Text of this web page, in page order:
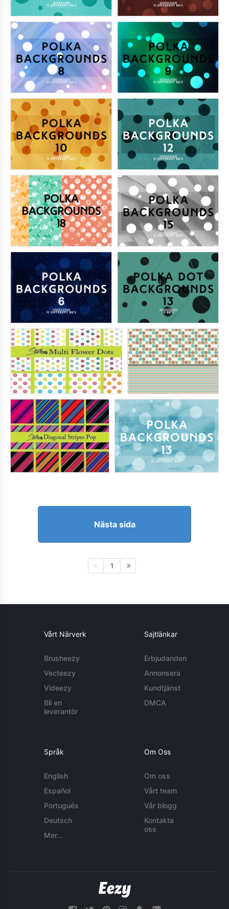
Nästa sida
1
Vårt Närverk
Brusheezy
Vecteezy
Videezy
Bli en
leverantör
Sajtlänkar
Erbjudanden
Annonsera
Kundtjänst
DMCA
Språk
English
Español
Português
Deutsch
Mer...
Om Oss
Om oss
Vårt team
Vår blogg
Kontakta
oss